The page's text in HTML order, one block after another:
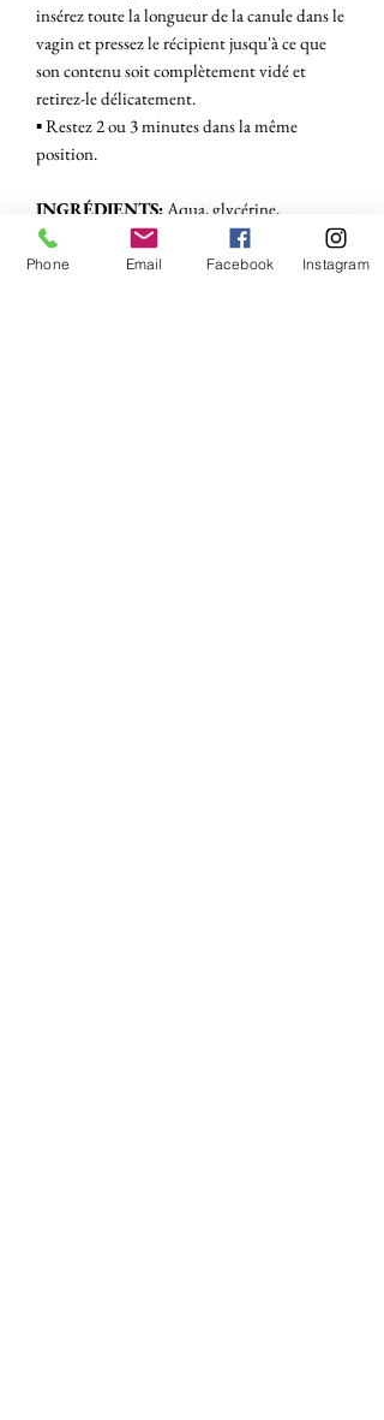
insérez toute la longueur de la canule dans le
vagin et pressez le récipient jusqu'à ce que
son contenu soit complètement vidé et
retirez-le délicatement.
▪︎ Restez 2 ou 3 minutes dans la même
position.
INGRÉDIENTS: Aqua, glycérine,
hyaluronate de sodium, extrait de Centella
Asiatica, gomme xanthane, carbomère,
Phone Email Facebook Instagram